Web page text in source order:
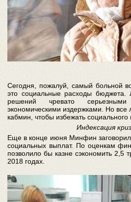
Сегодня, пожалуй, самый больной
это социальные расходы бюджета.
решений чревато
экономическими издержками. Но все
кабмин, чтобы избежать социального
Индексация
Еще в конце июня Минфин заговорил
социальных выплат. По оценкам
позволило бы казне сэкономить 2,5
2018 годах.